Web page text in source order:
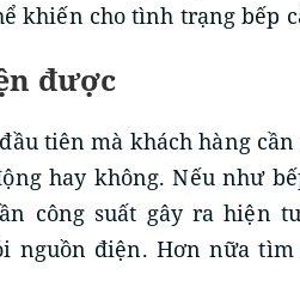
khiến cho tình trạng bếp
được
tiên mà khách hàng
hay không. Nếu như
công suất gây ra hiện
nguồn điện. Hơn nữa